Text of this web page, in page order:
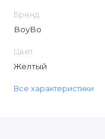
Бренд
BoyBo
Цвет
Желтый
Все характеристики